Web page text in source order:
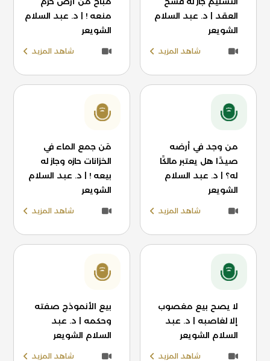
العقد | د. عبد السلام
الشويعر
شاهد المزيد
منعه ! | د. عبد السلام
الشويعر
شاهد المزيد
من وجد في أرضه
صيدًا هل يعتبر مالكًا
له؟ | د. عبد السلام
الشويعر
شاهد المزيد
مَن جمع الماء في
الخزانات حازه وجاز له
بيعه ! | د. عبد السلام
الشويعر
شاهد المزيد
لا يصح بيع مغصوب
إلا لغاصبه | د. عبد
السلام الشويعر
شاهد المزيد
بيع الأنموذج صفته
وحكمه | د. عبد
السلام الشويعر
شاهد المزيد